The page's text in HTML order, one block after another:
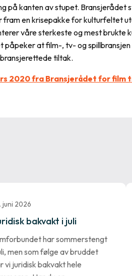
på kanten av stupet. Bransjerådet
en krisepakke for kulturfeltet
våre sterkeste og mest
påpeker at film-, tv- og
tiltak.
2020 fra Bransjerådet for
juni 2026
bakvakt i juli
har sommerstengt
men som følge av bruddet
vi juridisk bakvakt hele